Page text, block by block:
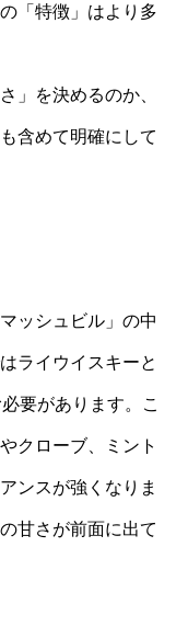
「特徴」はより多
」を決めるのか、
含めて明確にして
ッシュビル」の中
ライウイスキーと
要があります。こ
クローブ、ミント
ンスが強くなりま
甘さが前面に出て